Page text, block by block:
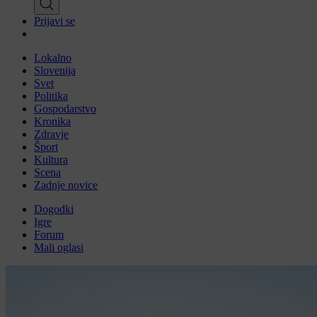
Prijavi se
Lokalno
Slovenija
Svet
Politika
Gospodarstvo
Kronika
Zdravje
Šport
Kultura
Scena
Zadnje novice
Dogodki
Igre
Forum
Mali oglasi